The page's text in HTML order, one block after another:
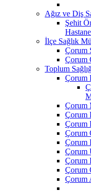
Ağız ve Diş
Şehit
İlçe Sağlık
Çorum
Çorum
Toplum
Çorum
Çorum
Çorum
Çorum
Çorum
Çorum
Çorum
Çorum
Çorum
Çorum